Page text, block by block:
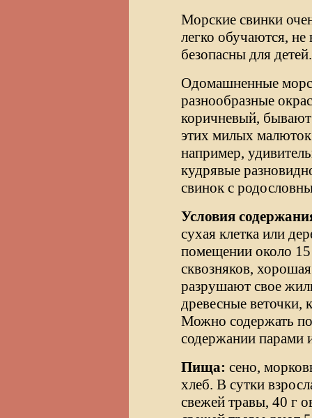
Морские свинки
легко обучаются,
безопасны для детей.
Одомашненные
разнообразные
коричневый,
этих милых
например,
кудрявые
свинок с
Условия
сухая клетка или
помещении около 15
сквозняков,
разрушают свое
древесные веточки,
Можно содержать
содержании парами
Пища: сено,
хлеб. В сутки
свежей травы, 40 г